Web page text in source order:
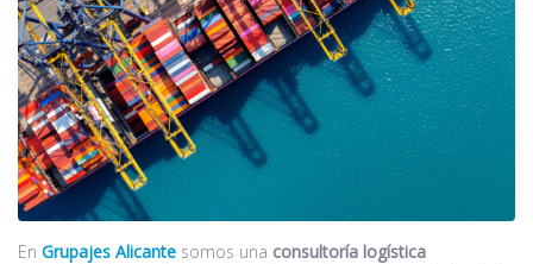
En Grupajes Alicante somos una consultoría logística